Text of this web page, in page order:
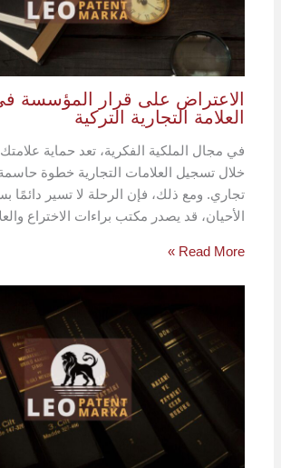
الاعتراض على قرار المؤسسة
العلامة التجارية التركية
في مجال الملكية الفكرية، تعد حماية
خلال تسجيل العلامات التجارية خطوة
تجاري. ومع ذلك، فإن الرحلة لا تسير
الأحيان، قد يصدر مكتب براءات الاختراع
Read More »